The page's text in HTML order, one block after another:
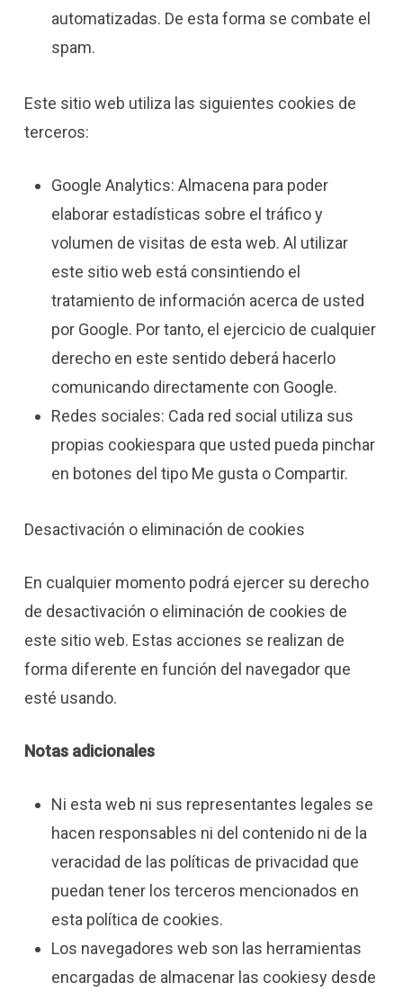
automatizadas. De esta forma se combate el
spam.
Este sitio web utiliza las siguientes cookies de
terceros:
Google Analytics: Almacena para poder
elaborar estadísticas sobre el tráfico y
volumen de visitas de esta web. Al utilizar
este sitio web está consintiendo el
tratamiento de información acerca de usted
por Google. Por tanto, el ejercicio de cualquier
derecho en este sentido deberá hacerlo
comunicando directamente con Google.
Redes sociales: Cada red social utiliza sus
propias cookiespara que usted pueda pinchar
en botones del tipo Me gusta o Compartir.
Desactivación o eliminación de cookies
En cualquier momento podrá ejercer su derecho
de desactivación o eliminación de cookies de
este sitio web. Estas acciones se realizan de
forma diferente en función del navegador que
esté usando.
Notas adicionales
Ni esta web ni sus representantes legales se
hacen responsables ni del contenido ni de la
veracidad de las políticas de privacidad que
puedan tener los terceros mencionados en
esta política de cookies.
Los navegadores web son las herramientas
encargadas de almacenar las cookiesy desde